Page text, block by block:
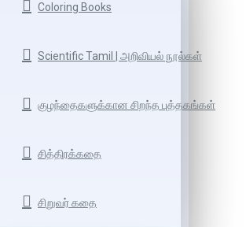
Coloring Books
Scientific Tamil | அறிவியல் நூல்கள்
குழந்தைகளுக்கான சிறந்த புத்தகங்கள்
சித்திரக்கதை
சிறுவர் கதை